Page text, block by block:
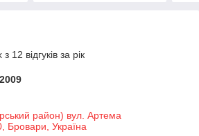
12 відгуків за рік
район) вул. Артема
Бровари, Україна